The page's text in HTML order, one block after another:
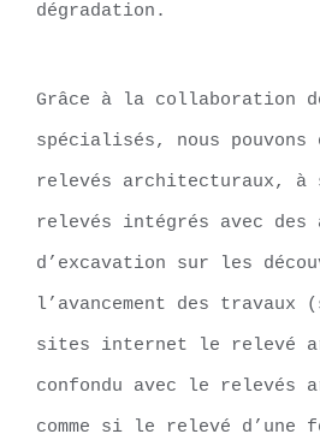
dégradation.
Grâce à la collaboration
spécialisés, nous pouvons
relevés architecturaux, à
relevés intégrés avec
d’excavation sur les
l’avancement des travaux
sites internet le relevé
confondu avec le relevés
comme si le relevé